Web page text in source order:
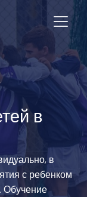
в
в
с ребенком
Обучение